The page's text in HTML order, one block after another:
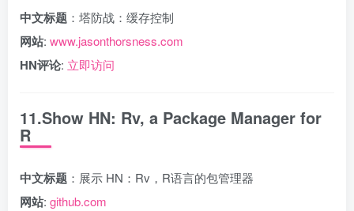
中文标题 ：塔防战：缓存控制
网站: www.jasonthorsness.com
HN评论: 立即访问
11.Show HN: Rv, a Package Manager for
R
中文标题 ：展示 HN：Rv，R语言的包管理器
网站: github.com